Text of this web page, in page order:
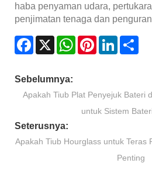
haba penyaman udara,
penjimatan tenaga dan
Facebook
X WhatsAppPinterestLinkedIn
Sebelumnya:
Apakah Tiub Plat Penyejuk Bateri
untuk Sistem
Seterusnya:
Apakah Tiub Hourglass untuk Teras
Penting